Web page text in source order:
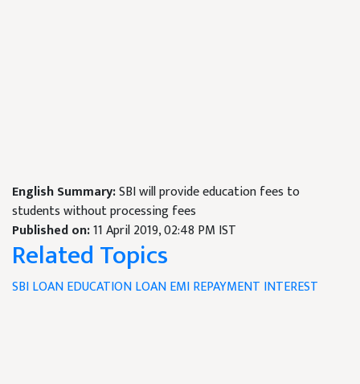
English Summary:SBI will provide education fees to
students without processing fees
Published on:11 April 2019, 02:48 PM IST
Related Topics
SBILOANEDUCATION LOANEMIREPAYMENT INTEREST